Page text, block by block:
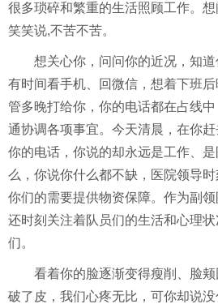
很多琐碎和繁重的生活照顾工作。
笑笑说,不苦不苦。
想关心你，问问你的近况，知
有时间看手机、回微信，想着下班
管多晚打给你，你的电话都在占线
通协调各项事宜。今天清晨，在你
你的电话，你说的却永远是工作、
么，你说你什么都不缺，医院领导
你们的需要提供物资保障。作为副
还时刻关注着队员们的生活和心理
们。
看着你的脸逐渐变得瘦削、脸
破了皮，我们心疼无比，可你却说